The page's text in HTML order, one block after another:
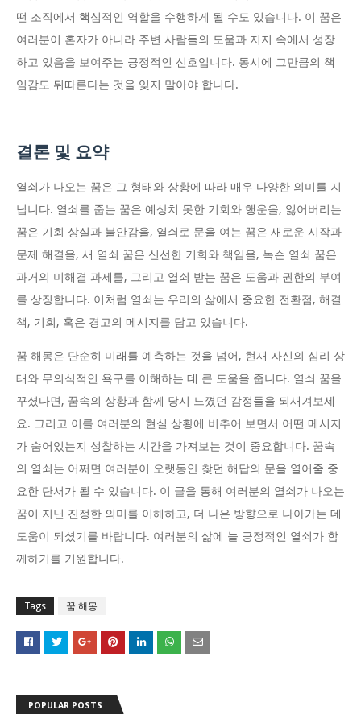
떤 조직에서 핵심적인 역할을 수행하게 될 수도 있습니다. 이 꿈은
여러분이 혼자가 아니라 주변 사람들의 도움과 지지 속에서 성장
하고 있음을 보여주는 긍정적인 신호입니다. 동시에 그만큼의 책
임감도 뒤따른다는 것을 잊지 말아야 합니다.
결론 및 요약
열쇠가 나오는 꿈은 그 형태와 상황에 따라 매우 다양한 의미를 지
닙니다. 열쇠를 줍는 꿈은 예상치 못한 기회와 행운을, 잃어버리는
꿈은 기회 상실과 불안감을, 열쇠로 문을 여는 꿈은 새로운 시작과
문제 해결을, 새 열쇠 꿈은 신선한 기회와 책임을, 녹슨 열쇠 꿈은
과거의 미해결 과제를, 그리고 열쇠 받는 꿈은 도움과 권한의 부여
를 상징합니다. 이처럼 열쇠는 우리의 삶에서 중요한 전환점, 해결
책, 기회, 혹은 경고의 메시지를 담고 있습니다.
꿈 해몽은 단순히 미래를 예측하는 것을 넘어, 현재 자신의 심리 상
태와 무의식적인 욕구를 이해하는 데 큰 도움을 줍니다. 열쇠 꿈을
꾸셨다면, 꿈속의 상황과 함께 당시 느꼈던 감정들을 되새겨보세
요. 그리고 이를 여러분의 현실 상황에 비추어 보면서 어떤 메시지
가 숨어있는지 성찰하는 시간을 가져보는 것이 중요합니다. 꿈속
의 열쇠는 어쩌면 여러분이 오랫동안 찾던 해답의 문을 열어줄 중
요한 단서가 될 수 있습니다. 이 글을 통해 여러분의 열쇠가 나오는
꿈이 지닌 진정한 의미를 이해하고, 더 나은 방향으로 나아가는 데
도움이 되셨기를 바랍니다. 여러분의 삶에 늘 긍정적인 열쇠가 함
께하기를 기원합니다.
Tags 꿈 해몽
POPULAR POSTS